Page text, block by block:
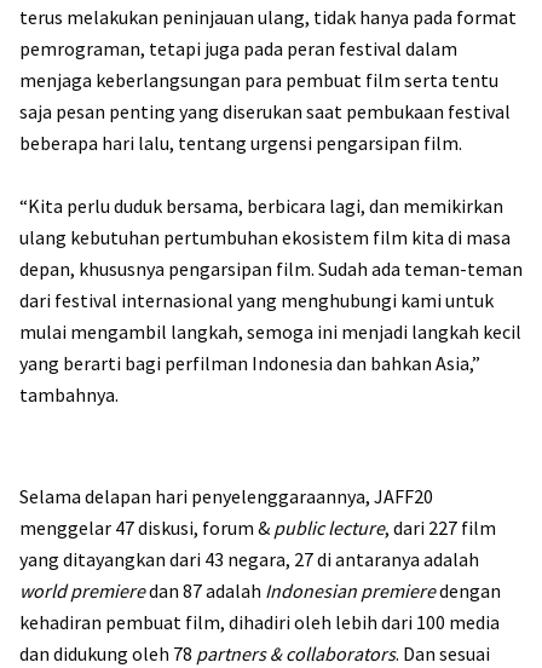
terus melakukan peninjauan ulang, tidak hanya pada format
pemrograman, tetapi juga pada peran festival dalam
menjaga keberlangsungan para pembuat film serta tentu
saja pesan penting yang diserukan saat pembukaan festival
beberapa hari lalu, tentang urgensi pengarsipan film.
“Kita perlu duduk bersama, berbicara lagi, dan memikirkan
ulang kebutuhan pertumbuhan ekosistem film kita di masa
depan, khususnya pengarsipan film. Sudah ada teman-teman
dari festival internasional yang menghubungi kami untuk
mulai mengambil langkah, semoga ini menjadi langkah kecil
yang berarti bagi perfilman Indonesia dan bahkan Asia,”
tambahnya.
Selama delapan hari penyelenggaraannya, JAFF20
menggelar 47 diskusi, forum & public lecture, dari 227 film
yang ditayangkan dari 43 negara, 27 di antaranya adalah
world premieredan 87 adalah Indonesian premieredengan
kehadiran pembuat film, dihadiri oleh lebih dari 100 media
dan didukung oleh 78 partners & collaborators. Dan sesuai